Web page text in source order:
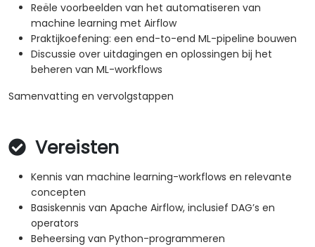
Reële voorbeelden van het automatiseren van
machine learning met Airflow
Praktijkoefening: een end-to-end ML-pipeline bouwen
Discussie over uitdagingen en oplossingen bij het
beheren van ML-workflows
Samenvatting en vervolgstappen
Vereisten
Kennis van machine learning-workflows en relevante
concepten
Basiskennis van Apache Airflow, inclusief DAG’s en
operators
Beheersing van Python-programmeren